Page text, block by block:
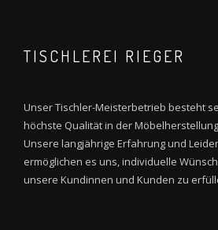
TISCHLEREI RIEGER
Unser Tischler-Meisterbetrieb besteht
höchste Qualität in der
Unsere langjährige Erfahrung und
ermöglichen es uns, individuelle
unsere Kundinnen und Kunden zu